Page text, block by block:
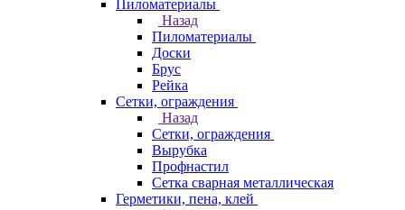
Пиломатериалы
Назад
Пиломатериалы
Доски
Брус
Рейка
Сетки, ограждения
Назад
Сетки, ограждения
Вырубка
Профнастил
Сетка сварная металлическая
Герметики, пена, клей